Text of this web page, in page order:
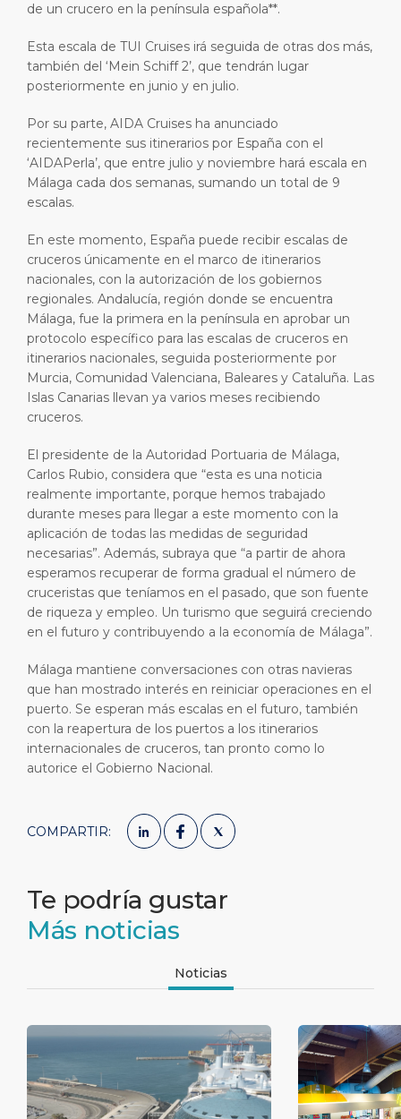
de un crucero en la península española**.
Esta escala de TUI Cruises irá seguida de otras dos más,
también del ‘Mein Schiff 2’, que tendrán lugar
posteriormente en junio y en julio.
Por su parte, AIDA Cruises ha anunciado
recientemente sus itinerarios por España con el
‘AIDAPerla’, que entre julio y noviembre hará escala en
Málaga cada dos semanas, sumando un total de 9
escalas.
En este momento, España puede recibir escalas de
cruceros únicamente en el marco de itinerarios
nacionales, con la autorización de los gobiernos
regionales. Andalucía, región donde se encuentra
Málaga, fue la primera en la península en aprobar un
protocolo específico para las escalas de cruceros en
itinerarios nacionales, seguida posteriormente por
Murcia, Comunidad Valenciana, Baleares y Cataluña. Las
Islas Canarias llevan ya varios meses recibiendo
cruceros.
El presidente de la Autoridad Portuaria de Málaga,
Carlos Rubio, considera que “esta es una noticia
realmente importante, porque hemos trabajado
durante meses para llegar a este momento con la
aplicación de todas las medidas de seguridad
necesarias”. Además, subraya que “a partir de ahora
esperamos recuperar de forma gradual el número de
cruceristas que teníamos en el pasado, que son fuente
de riqueza y empleo. Un turismo que seguirá creciendo
en el futuro y contribuyendo a la economía de Málaga”.
Málaga mantiene conversaciones con otras navieras
que han mostrado interés en reiniciar operaciones en el
puerto. Se esperan más escalas en el futuro, también
con la reapertura de los puertos a los itinerarios
internacionales de cruceros, tan pronto como lo
autorice el Gobierno Nacional.
COMPARTIR:
Te podría gustar
Más noticias
Noticias